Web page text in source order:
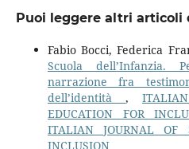
Puoi leggere altri articoli
Fabio Bocci, Federica
Scuola dell’Infanzia.
narrazione fra
dell’identità ,
EDUCATION FOR
ITALIAN JOURNAL OF
INCLUSION